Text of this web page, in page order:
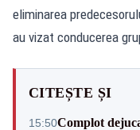
eliminarea
au vizat conducerea
CITEȘTE ȘI
15:50Complot